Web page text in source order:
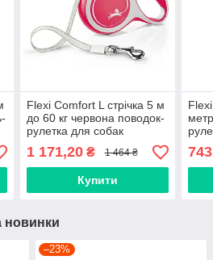
Flexi Comfort L стрічка 5 м
до 60 кг червона поводок-
рулетка для собак
1 171,20₴ 1 464 ₴
Купити
743
новинки
–23%